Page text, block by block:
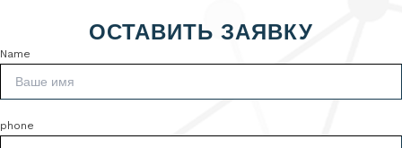
ОСТАВИТЬ ЗАЯВКУ
Name
phone